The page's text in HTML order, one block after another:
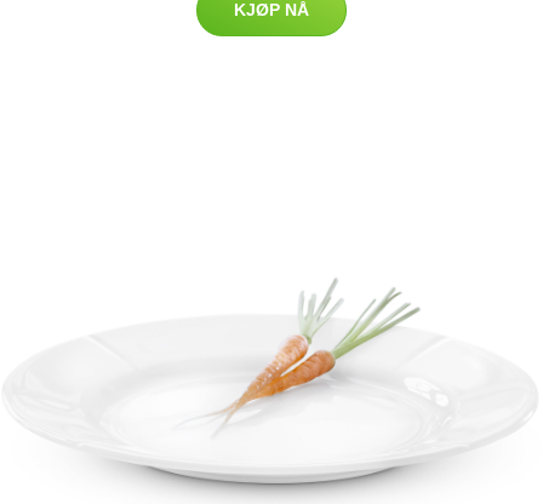
KJØP NÅ